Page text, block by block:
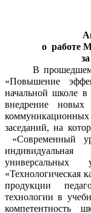
о работе
В прошедшем
«Повышение
начальной школе
внедрение
заседаний, на
«Современный
«Технологическая
продукции
технологии в
компетентность